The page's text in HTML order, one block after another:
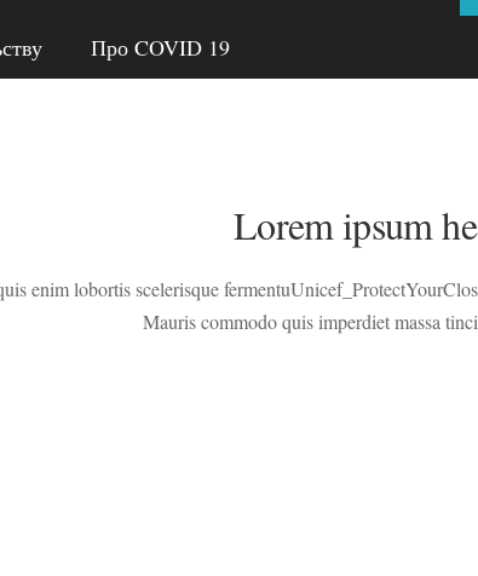
Про COVID 19
Lorem ipsum
enim lobortis scelerisque
Mauris commodo quis imperdiet massa